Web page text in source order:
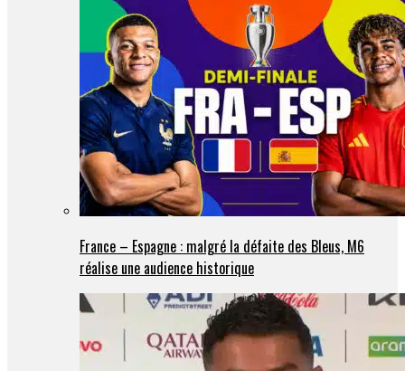
France – Espagne : malgré la défaite des Bleus, M6
réalise une audience historique